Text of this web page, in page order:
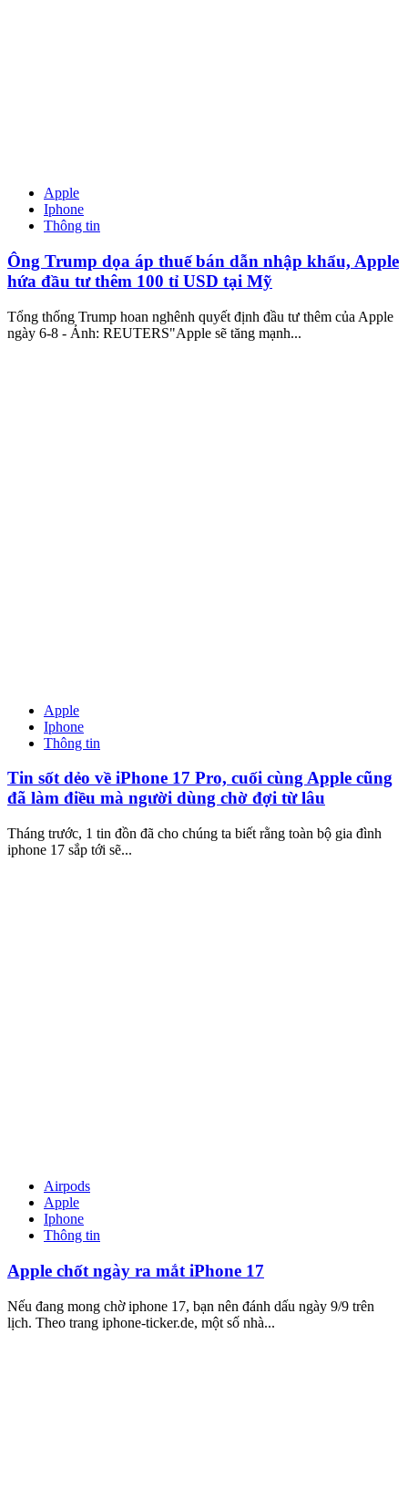
Apple
Iphone
Thông tin
Ông Trump dọa áp thuế bán dẫn nhập khẩu, Apple
hứa đầu tư thêm 100 tỉ USD tại Mỹ
Tổng thống Trump hoan nghênh quyết định đầu tư thêm của Apple
ngày 6-8 - Ảnh: REUTERS"Apple sẽ tăng mạnh...
Apple
Iphone
Thông tin
Tin sốt dẻo về iPhone 17 Pro, cuối cùng Apple cũng
đã làm điều mà người dùng chờ đợi từ lâu
Tháng trước, 1 tin đồn đã cho chúng ta biết rằng toàn bộ gia đình
iphone 17 sắp tới sẽ...
Airpods
Apple
Iphone
Thông tin
Apple chốt ngày ra mắt iPhone 17
Nếu đang mong chờ iphone 17, bạn nên đánh dấu ngày 9/9 trên
lịch. Theo trang iphone-ticker.de, một số nhà...